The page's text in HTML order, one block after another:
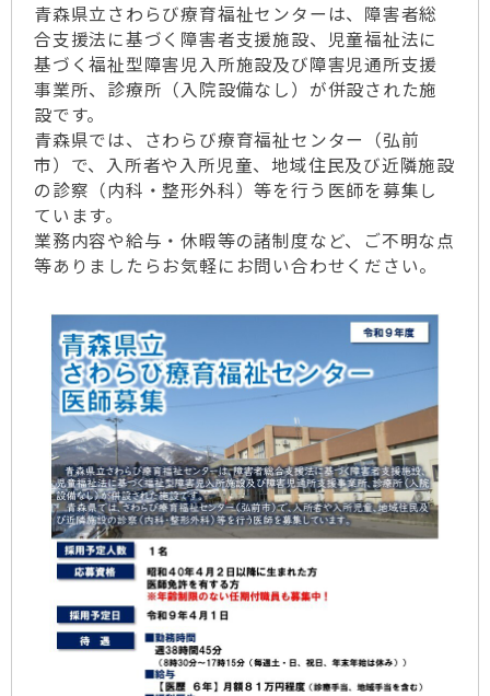
青森県立さわらび療育福祉センターは、障害者総
合支援法に基づく障害者支援施設、児童福祉法に
基づく福祉型障害児入所施設及び障害児通所支援
事業所、診療所（入院設備なし）が併設された施
設です。
青森県では、さわらび療育福祉センター（弘前
市）で、入所者や入所児童、地域住民及び近隣施設
の診察（内科・整形外科）等を行う医師を募集し
ています。
業務内容や給与・休暇等の諸制度など、ご不明な点
等ありましたらお気軽にお問い合わせください。